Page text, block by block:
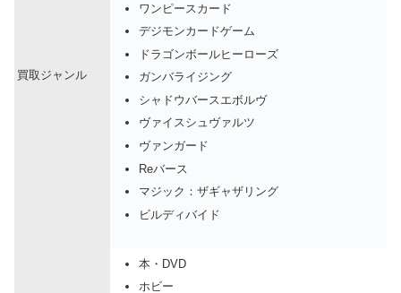
買取ジャンル
ワンピースカード
デジモンカードゲーム
ドラゴンボールヒーローズ
ガンバライジング
シャドウバースエボルヴ
ヴァイスシュヴァルツ
ヴァンガード
Reバース
マジック：ザギャザリング
ビルディバイド
本・DVD
ホビー